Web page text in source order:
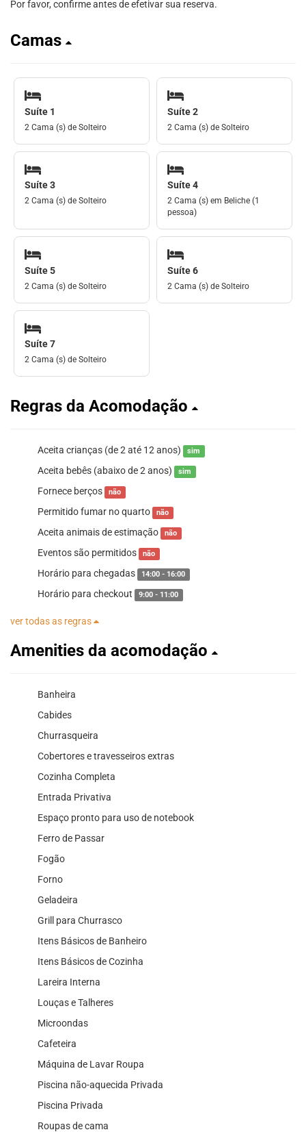
Por favor, confirme antes de efetivar sua reserva.
Camas
Suíte 1
2 Cama (s) de Solteiro
Suíte 2
2 Cama (s) de Solteiro
Suíte 3
2 Cama (s) de Solteiro
Suíte 4
2 Cama (s) em Beliche (1
pessoa)
Suíte 5
2 Cama (s) de Solteiro
Suíte 6
2 Cama (s) de Solteiro
Suíte 7
2 Cama (s) de Solteiro
Regras da Acomodação
Aceita crianças (de 2 até 12 anos) sim
Aceita bebês (abaixo de 2 anos) sim
Fornece berços não
Permitido fumar no quarto não
Aceita animais de estimação não
Eventos são permitidos não
Horário para chegadas 14:00 - 16:00
Horário para checkout 9:00 - 11:00
ver todas as regras
Amenities da acomodação
Banheira
Cabides
Churrasqueira
Cobertores e travesseiros extras
Cozinha Completa
Entrada Privativa
Espaço pronto para uso de notebook
Ferro de Passar
Fogão
Forno
Geladeira
Grill para Churrasco
Itens Básicos de Banheiro
Itens Básicos de Cozinha
Lareira Interna
Louças e Talheres
Microondas
Cafeteira
Máquina de Lavar Roupa
Piscina não-aquecida Privada
Piscina Privada
Roupas de cama